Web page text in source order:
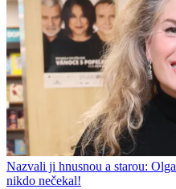
Nazvali ji hnusnou a starou:
nikdo nečekal!